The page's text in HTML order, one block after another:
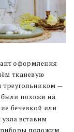
оформления
тканевую
треугольником —
похожи на
бечевкой или
вставим
положим